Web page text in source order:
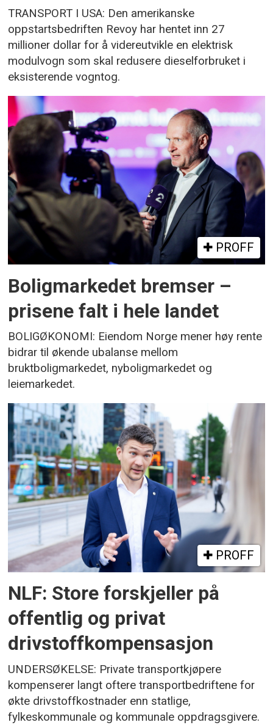
TRANSPORT I USA: Den amerikanske
oppstartsbedriften Revoy har hentet inn 27
millioner dollar for å videreutvikle en elektrisk
modulvogn som skal redusere dieselforbruket i
eksisterende vogntog.
PROFF
Boligmarkedet bremser –
prisene falt i hele landet
BOLIGØKONOMI: Eiendom Norge mener høy rente
bidrar til økende ubalanse mellom
bruktboligmarkedet, nyboligmarkedet og
leiemarkedet.
PROFF
NLF: Store forskjeller på
offentlig og privat
drivstoffkompensasjon
UNDERSØKELSE: Private transportkjøpere
kompenserer langt oftere transportbedriftene for
økte drivstoffkostnader enn statlige,
fylkeskommunale og kommunale oppdragsgivere.